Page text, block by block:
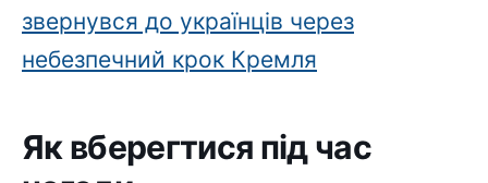
звернувся до українців через
небезпечний крок Кремля
Як вберегтися під час